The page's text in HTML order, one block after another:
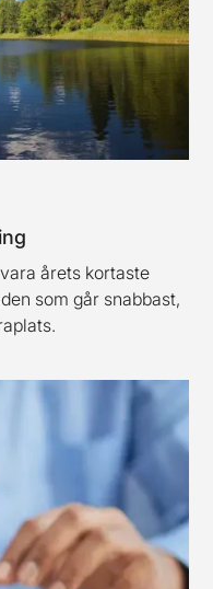
årets kortaste
som går snabbast,